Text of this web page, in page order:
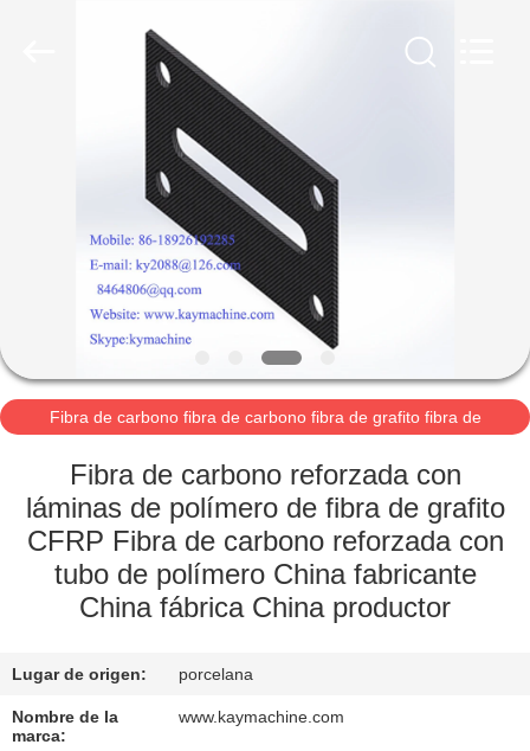
PRODUCTOS
SOBRE
NOSOTROS
VISITA
A
FÁBRICA
CONTROL
CONTACTO
Fibra de carbono fibra de carbono fibra de grafito fibra de
Fibra de carbono reforzada con
láminas de polímero de fibra de grafito
CFRP Fibra de carbono reforzada con
tubo de polímero China fabricante
China fábrica China productor
Lugar de origen: porcelana
Nombre de la
marca:
www.kaymachine.com